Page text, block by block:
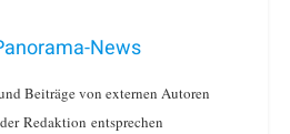
News
Beiträge von externen Autoren
Redaktion entsprechen